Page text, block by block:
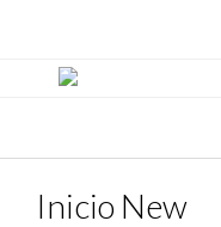
Inicio New